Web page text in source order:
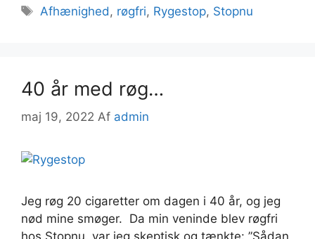
Tags
Afhænighed , røgfri, Rygestop, Stopnu
40 år med røg…
maj 19, 2022 Af admin
Jeg røg 20 cigaretter om dagen i 40 år, og jeg
nød mine smøger. Da min veninde blev røgfri
hos Stopnu, var jeg skeptisk og tænkte: ”Sådan